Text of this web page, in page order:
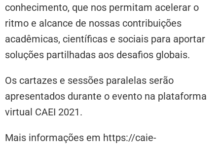
conhecimento, que nos permitam acelerar o
ritmo e alcance de nossas contribuições
acadêmicas, científicas e sociais para aportar
soluções partilhadas aos desafios globais.
Os cartazes e sessões paralelas serão
apresentados durante o evento na plataforma
virtual CAEI 2021.
Mais informações em https://caie-